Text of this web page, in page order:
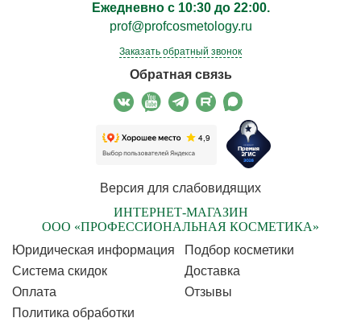
Ежедневно с 10:30 до 22:00.
prof@profcosmetology.ru
Заказать обратный звонок
Обратная связь
Версия для слабовидящих
ИНТЕРНЕТ-МАГАЗИН
ООО «ПРОФЕССИОНАЛЬНАЯ КОСМЕТИКА»
Юридическая информация
Подбор косметики
Cистема скидок
Доставка
Оплата
Отзывы
Политика обработки